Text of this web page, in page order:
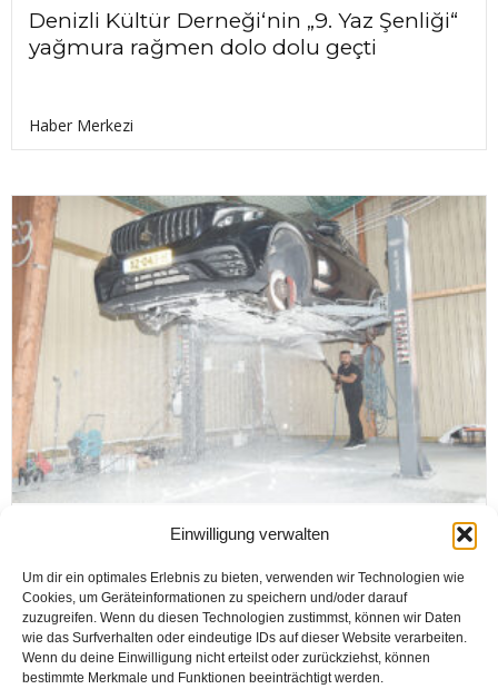
Einwilligung verwalten
Um dir ein optimales Erlebnis zu bieten, verwenden wir Technologien wie
Cookies, um Geräteinformationen zu speichern und/oder darauf
zuzugreifen. Wenn du diesen Technologien zustimmst, können wir Daten
wie das Surfverhalten oder eindeutige IDs auf dieser Website verarbeiten.
Wenn du deine Einwilligung nicht erteilst oder zurückziehst, können
bestimmte Merkmale und Funktionen beeinträchtigt werden.
Denizli Kültür Derneği‘nin „9. Yaz Şenliği“
yağmura rağmen dolo dolu geçti
Haber Merkezi
çizikten korunur“
Haber Merkezi